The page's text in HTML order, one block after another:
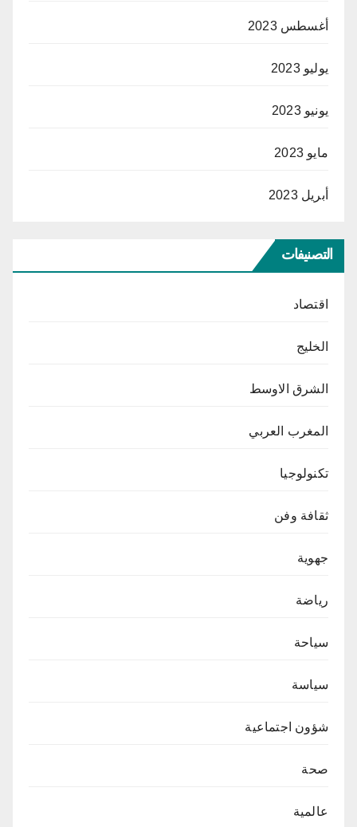
أغسطس 2023
يوليو 2023
يونيو 2023
مايو 2023
أبريل 2023
التصنيفات
اقتصاد
الخليج
الشرق الاوسط
المغرب العربي
تكنولوجيا
ثقافة وفن
جهوية
رياضة
سياحة
سياسة
شؤون اجتماعية
صحة
عالمية